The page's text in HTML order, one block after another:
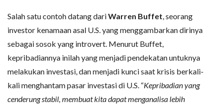
Salah satu contoh datang dariWarren Buffet, seorang
investor kenamaan asal U.S. yang menggambarkan dirinya
sebagai sosok yang introvert. Menurut Buffet,
kepribadiannya inilah yang menjadi pendekatan untuknya
melakukan investasi, dan menjadi kunci saat krisis berkali-
kali menghantam pasar investasi di U.S. “Kepribadian yang
cenderung stabil, membuat kita dapat menganalisa lebih